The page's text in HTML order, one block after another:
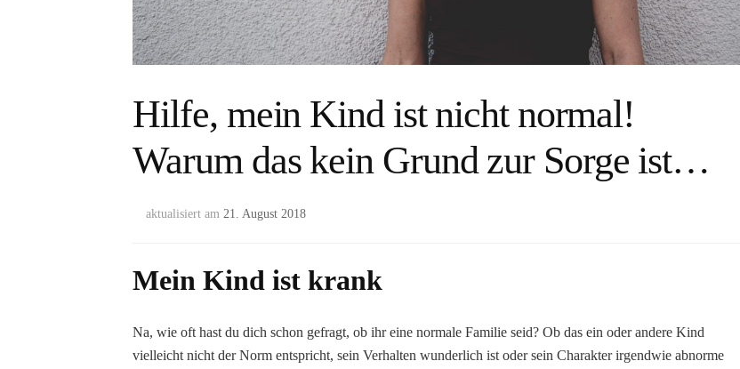
Hilfe, mein Kind ist nicht normal!
Warum das kein Grund zur Sorge ist…
aktualisiert am21. August 2018
Mein Kind ist krank
Na, wie oft hast du dich schon gefragt, ob ihr eine normale Familie seid? Ob das ein oder andere Kind
vielleicht nicht der Norm entspricht, sein Verhalten wunderlich ist oder sein Charakter irgendwie abnorme